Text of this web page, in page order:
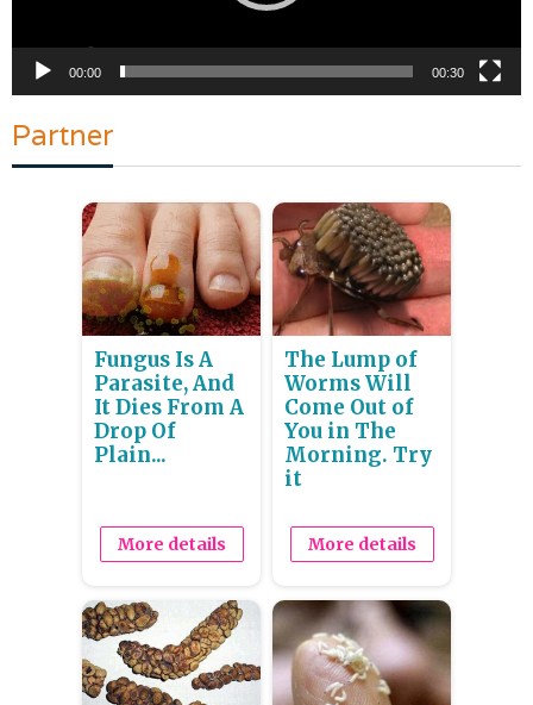
00:00 00:30
Partner
Fungus Is A
Parasite, And
It Dies From A
Drop Of
Plain...
More details
The Lump of
Worms Will
Come Out of
You in The
Morning. Try
it
More details